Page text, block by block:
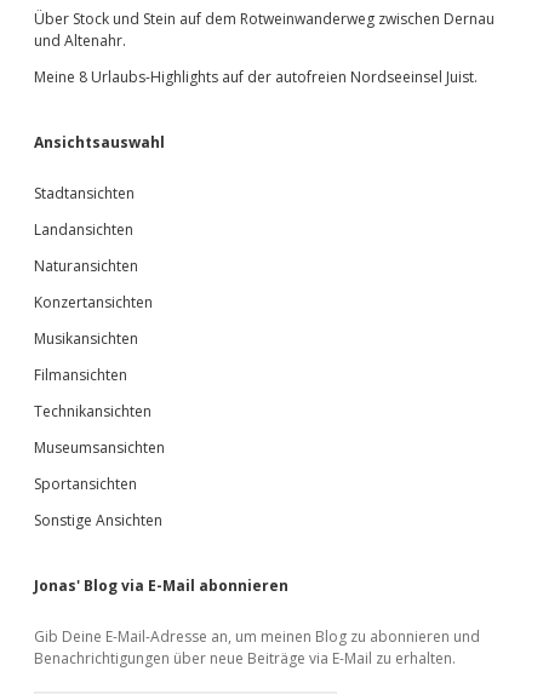
Über Stock und Stein auf dem Rotweinwanderweg zwischen Dernau
und Altenahr.
Meine 8 Urlaubs-Highlights auf der autofreien Nordseeinsel Juist.
Ansichtsauswahl
Stadtansichten
Landansichten
Naturansichten
Konzertansichten
Musikansichten
Filmansichten
Technikansichten
Museumsansichten
Sportansichten
Sonstige Ansichten
Jonas' Blog via E-Mail abonnieren
Gib Deine E-Mail-Adresse an, um meinen Blog zu abonnieren und
Benachrichtigungen über neue Beiträge via E-Mail zu erhalten.